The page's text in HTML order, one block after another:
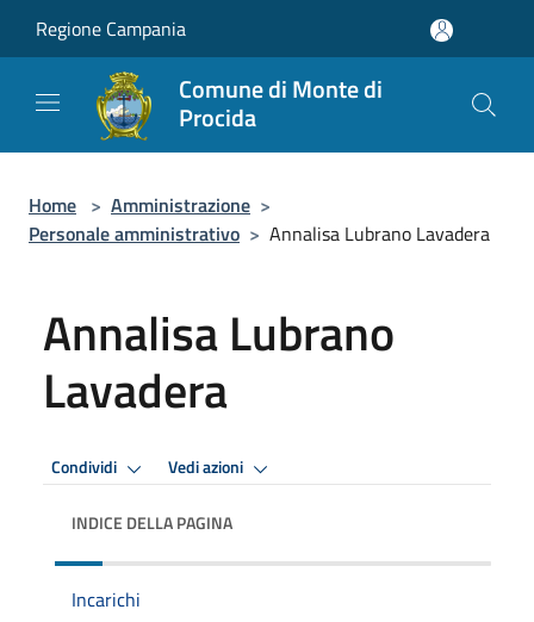
Regione Campania
Comune di Monte di
Procida
Home > Amministrazione >
Personale amministrativo > Annalisa Lubrano Lavadera
Annalisa Lubrano
Lavadera
Condividi Vedi azioni
INDICE DELLA PAGINA
Incarichi